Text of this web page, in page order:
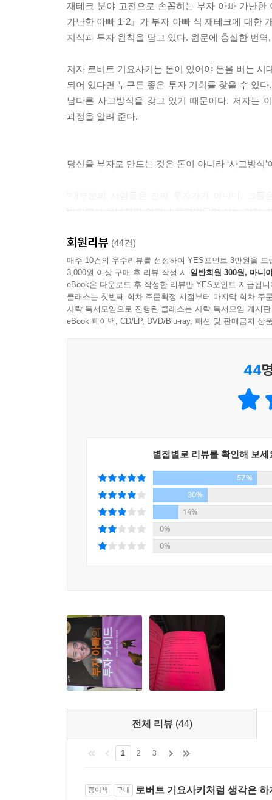
재테크 분야 고전으로 손꼽히는 부자 아빠 가난
가난한 아빠 1·2』가 부자 아빠 식 재테크에 대한
지식과 투자 원칙을 담고 있다. 원문에 충실한 번
저자 로버트 기요사키는 돈이 있어야 돈을 버는
되어 있다면 누구든 좋은 투자 기회를 찾을 수 있
남다른 사고방식을 갖고 있기 때문이다. 저자는
과정을 알려 준다.
당신을 부자로 만드는 것은 돈이 아니라 ‘사고방식’
바라면서 무너지면 어쩌나 두려워하며 사는 거지.
것이다.”???로버트 기요사키
일반 투자가와 상위 10퍼센트에 속하는 진정한
투자가는 실패를 두려워하지 않는다. 그들은 위
찾아낸다. 이를 위해 꾸준히 금융 지식을 익히
‘내부’에서 위험을 통제하는 위치로까지 나아간다.
* 일반 투자가는 부채를 줄이려고 애쓴다.
* 일반 투자가는 비용을 낮추려고 애쓴다.
진정한 투자가는 비용을 늘려 더욱 부자가 되는 법
진정한 투자가로 거듭나려는 이들을 위한 부자 아
투자를 위한 정신적 자세를 다루는 첫 번째 단
시작한다.”고 말하며 투자 계획을 세우고 원칙을
찾을 수 있도록 돕고, 아이디어를 자산으로 만드
단계에서는 성공한 투자가의 사회 환원에 대해 다
* 투자는 위험하지 않다. 통제에서 벗어날 때 위험
* 일반 투자가는 시장이 무너질까 봐 걱정하지만
* 가난한 사람과 중산층은 현금을 쓰레기와 바꾸
* 투자는 계획이다. 집을 지을 때는 설계도를 그리
회원리뷰 (44건)
매주 10건의 우수리뷰를 선정하여 YES포인트 3만원을 드
3,000원 이상 구매 후 리뷰 작성 시 일반회원 300원, 마니
eBook은 다운로드 후 작성한 리뷰만 YES포인트 지급됩니
클래스는 첫번째 회차 주문확정 시점부터 마지막 회차 주
사락 독서모임으로 진행된 클래스는 사락 독서모임 게시
eBook 페이백, CD/LP, DVD/Blu-ray, 패션 및 판매금지 상
44
별점별로 리뷰를 확인해 보세
57%
30%
14%
0%
0%
전체 리뷰 (44)
1 2 3
종이책 구매 로버트 기요사키처럼 생각은 하